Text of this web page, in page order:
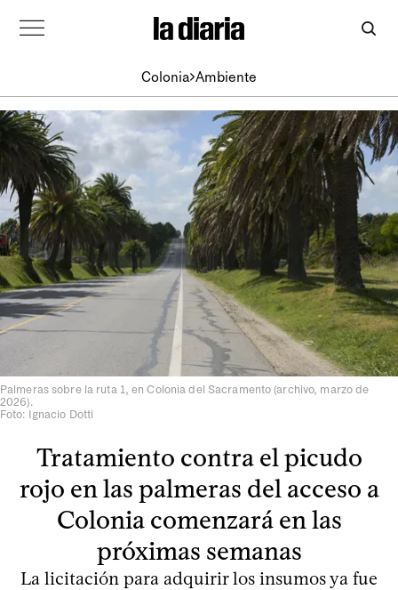
Colonia Ambiente
Palmeras sobre la ruta 1, en Colonia del Sacramento (archivo, marzo de
2026).
Foto: Ignacio Dotti
Tratamiento contra el picudo
rojo en las palmeras del acceso a
Colonia comenzará en las
próximas semanas
La licitación para adquirir los insumos ya fue